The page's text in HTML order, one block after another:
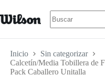
Inicio
Sin categorizar
Calcetín/Media Tobillera de
Pack Caballero Unitalla